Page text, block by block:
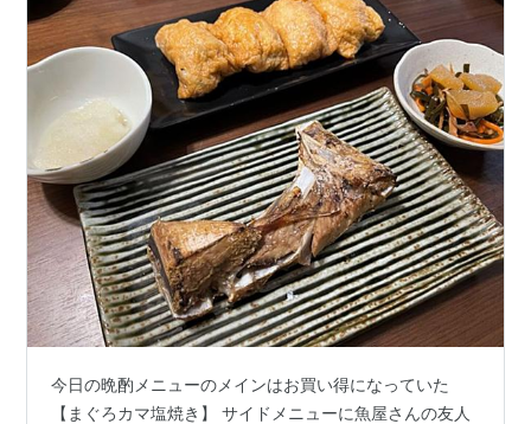
今日の晩酌メニューのメインはお買い得になっていた
【まぐろカマ塩焼き】 サイドメニューに魚屋さんの友人